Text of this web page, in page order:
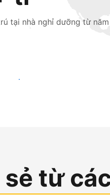
tại nhà nghỉ dưỡng từ năm
mới ngay hôm nay
sẻ từ